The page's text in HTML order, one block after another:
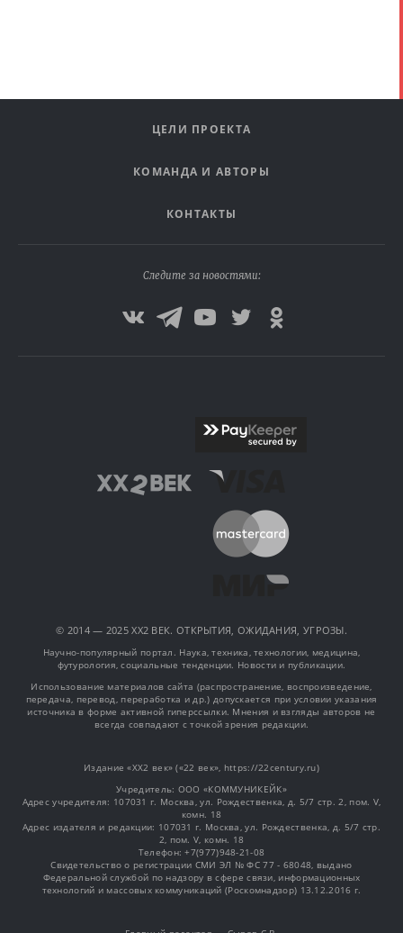
ЦЕЛИ ПРОЕКТА
КОМАНДА И АВТОРЫ
КОНТАКТЫ
Следите за новостями:
© 2014 — 2025 XX2 ВЕК. ОТКРЫТИЯ, ОЖИДАНИЯ, УГРОЗЫ.
Научно-популярный портал. Наука, техника, технологии, медицина,
футурология, социальные тенденции. Новости и публикации.
Использование материалов сайта (распространение, воспроизведение,
передача, перевод, переработка и др.) допускается при условии указания
источника в форме активной гиперссылки. Мнения и взгляды авторов не
всегда совпадают с точкой зрения редакции.
Издание «XX2 век» («22 век», https://22century.ru)
Учредитель: OOO «КОММУНИКЕЙК»
Адрес учредителя: 107031 г. Москва, ул. Рождественка, д. 5/7 стр. 2, пом. V,
комн. 18
Адрес издателя и редакции: 107031 г. Москва, ул. Рождественка, д. 5/7 стр.
2, пом. V, комн. 18
Телефон: +7(977)948-21-08
Свидетельство о регистрации СМИ ЭЛ № ФС 77 - 68048, выдано
Федеральной службой по надзору в сфере связи, информационных
технологий и массовых коммуникаций (Роскомнадзор) 13.12.2016 г.